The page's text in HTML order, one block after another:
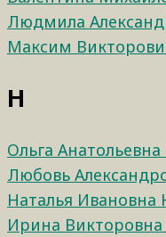
Людмила
Максим
Н
Ольга
Любовь
Наталья Ивановна
Ирина